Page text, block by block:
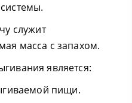
служит
масса с запахом.
является:
пищи.